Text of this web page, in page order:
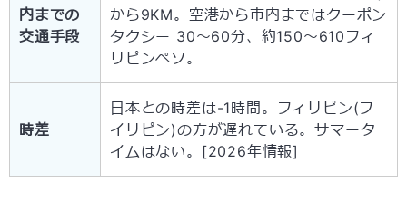
内までの
交通手段
から9KM。空港から市内まではクーポン
タクシー 30～60分、約150～610フィ
リピンペソ。
時差
日本との時差は-1時間。フィリピン(フ
イリピン)の方が遅れている。サマータ
イムはない。[2026年情報]